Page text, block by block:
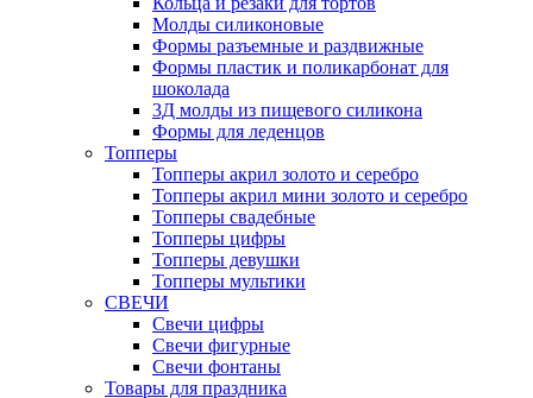
Молды силиконовые
Формы разъемные и раздвижные
Формы пластик и поликарбонат для
шоколада
3Д молды из пищевого силикона
Формы для леденцов
Топперы
Топперы акрил золото и серебро
Топперы акрил мини золото и серебро
Топперы свадебные
Топперы цифры
Топперы девушки
Топперы мультики
СВЕЧИ
Свечи цифры
Свечи фигурные
Свечи фонтаны
Товары для праздника